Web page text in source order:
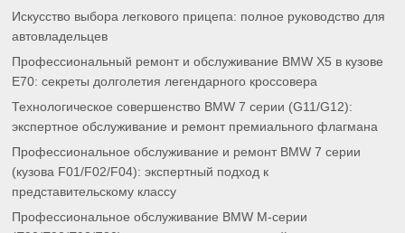
Искусство выбора легкового прицепа: полное руководство для
автовладельцев
Профессиональный ремонт и обслуживание BMW X5 в кузове
E70: секреты долголетия легендарного кроссовера
Технологическое совершенство BMW 7 серии (G11/G12):
экспертное обслуживание и ремонт премиального флагмана
Профессиональное обслуживание и ремонт BMW 7 серии
(кузова F01/F02/F04): экспертный подход к
представительскому классу
Профессиональное обслуживание BMW M-серии